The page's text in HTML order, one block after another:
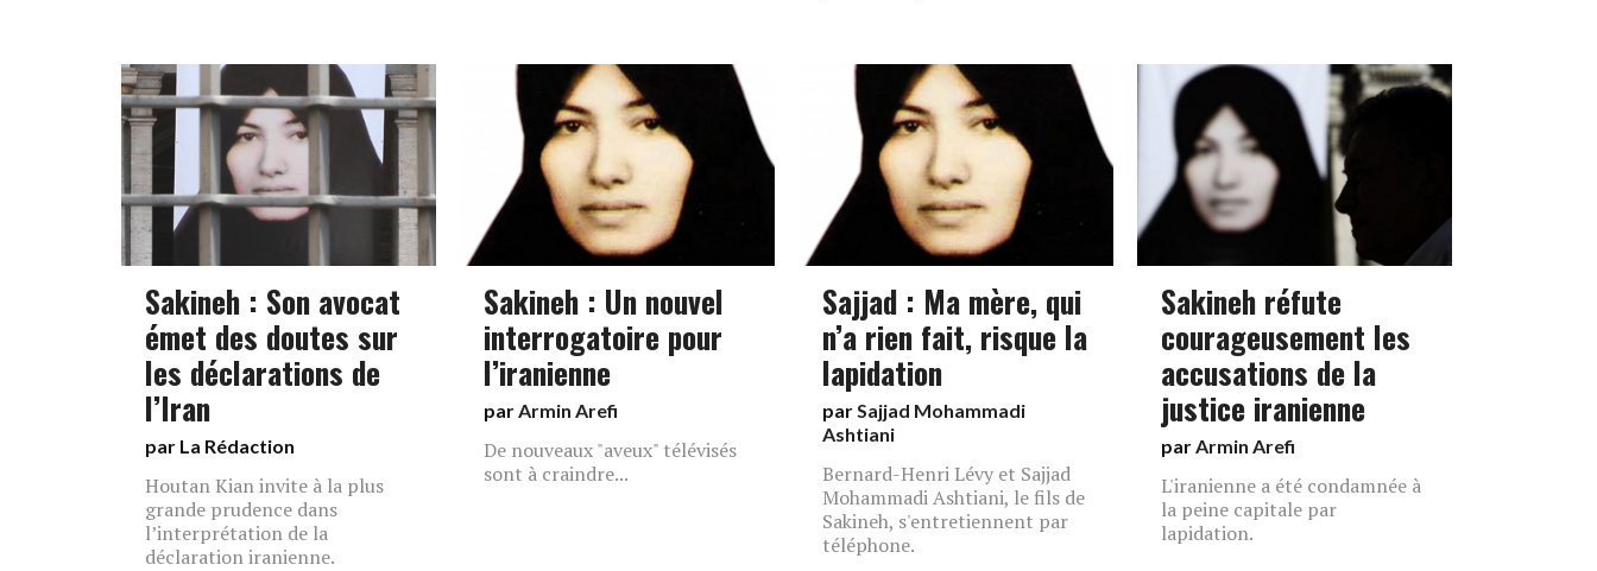
Sakineh : Son avocat
émet des doutes sur
les déclarations de
l’Iran
par La Rédaction
Houtan Kian invite à la plus
grande prudence dans
l’interprétation de la
déclaration iranienne.
Sakineh : Un nouvel
interrogatoire pour
l’iranienne
parArmin Arefi
De nouveaux "aveux" télévisés
sont à craindre...
Sajjad : Ma mère, qui
n’a rien fait, risque la
lapidation
parSajjad Mohammadi
Ashtiani
Bernard-Henri Lévy et Sajjad
Mohammadi Ashtiani, le fils de
Sakineh, s'entretiennent par
téléphone.
Sakineh réfute
courageusement les
accusations de la
justice iranienne
parArmin Arefi
L'iranienne a été condamnée à
la peine capitale par
lapidation.